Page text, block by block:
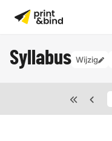
Syllabus Wijzig